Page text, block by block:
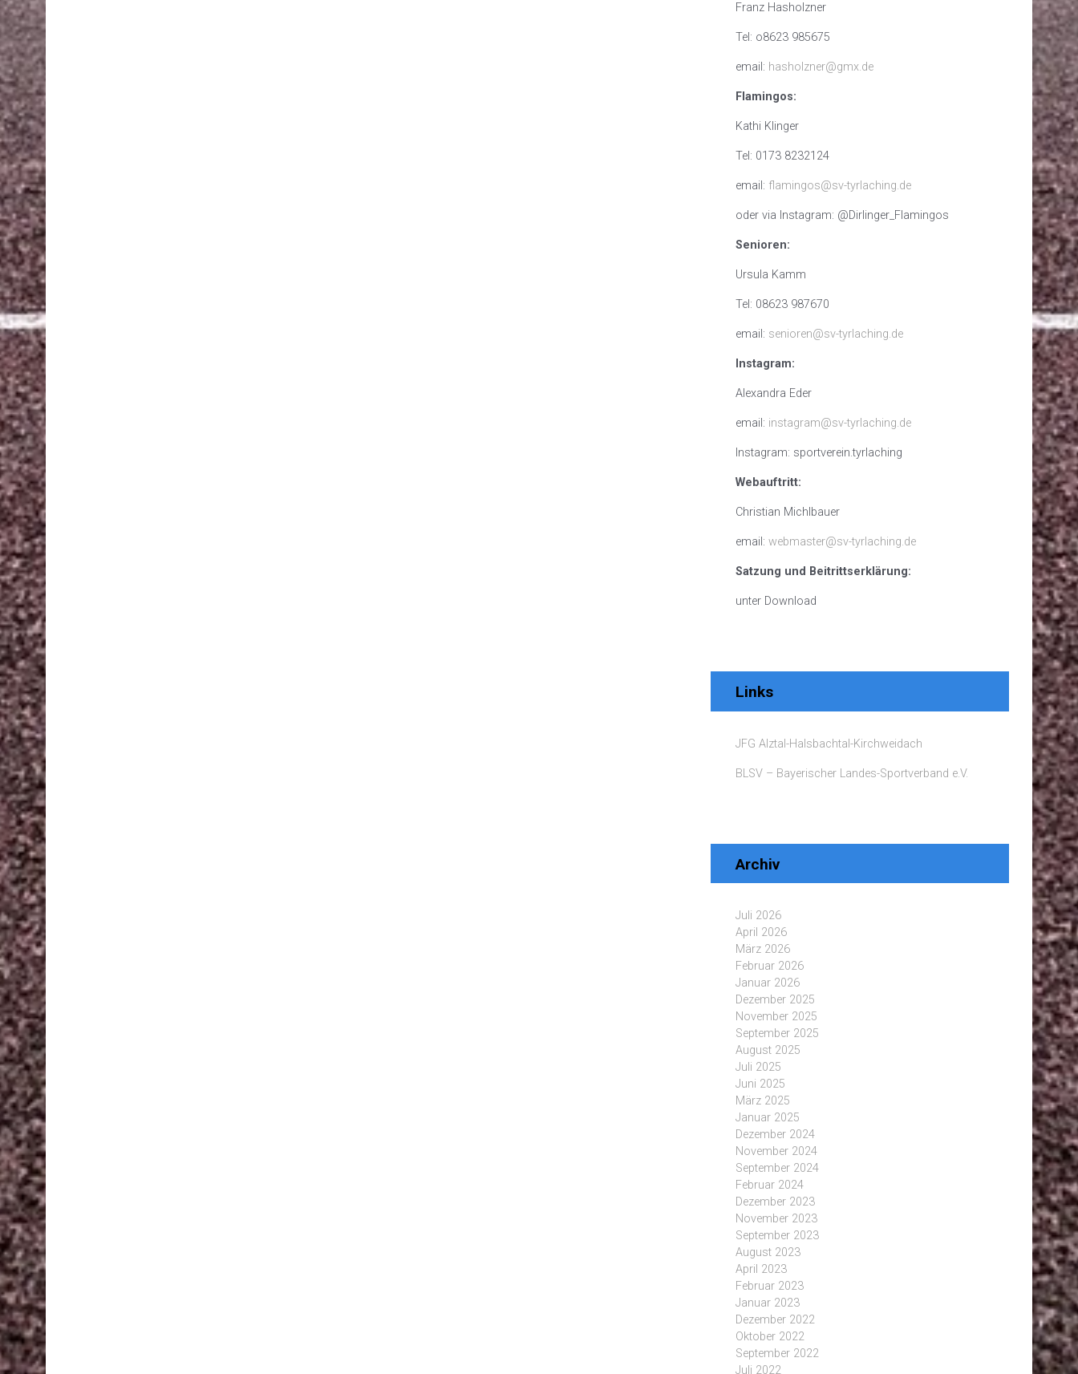
Franz Hasholzner
Tel: o8623 985675
email: hasholzner@gmx.de
Flamingos:
Kathi Klinger
Tel: 0173 8232124
email: flamingos@sv-tyrlaching.de
oder via Instagram: @Dirlinger_Flamingos
Senioren:
Ursula Kamm
Tel: 08623 987670
email: senioren@sv-tyrlaching.de
Instagram:
Alexandra Eder
email: instagram@sv-tyrlaching.de
Instagram: sportverein.tyrlaching
Webauftritt:
Christian Michlbauer
email: webmaster@sv-tyrlaching.de
Satzung und Beitrittserklärung:
unter Download
Links
JFG Alztal-Halsbachtal-Kirchweidach
BLSV – Bayerischer Landes-Sportverband e.V.
Archiv
Juli 2026
April 2026
März 2026
Februar 2026
Januar 2026
Dezember 2025
November 2025
September 2025
August 2025
Juli 2025
Juni 2025
März 2025
Januar 2025
Dezember 2024
November 2024
September 2024
Februar 2024
Dezember 2023
November 2023
September 2023
August 2023
April 2023
Februar 2023
Januar 2023
Dezember 2022
Oktober 2022
September 2022
Juli 2022